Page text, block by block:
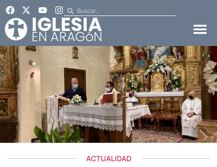
ACTUALIDAD